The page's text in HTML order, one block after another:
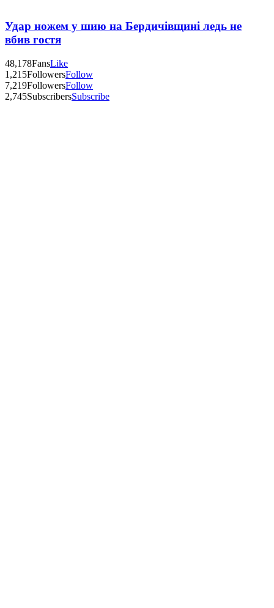
Удар ножем у шию на Бердичівщині ледь не
вбив гостя
48,178FansLike
1,215FollowersFollow
7,219FollowersFollow
2,745SubscribersSubscribe